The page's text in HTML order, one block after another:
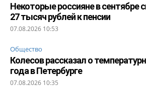
Некоторые россияне в сентябре
27 тысяч рублей к пенсии
07.08.2026 10:53
Общество
Колесов рассказал о
года в Петербурге
07.08.2026 10:35